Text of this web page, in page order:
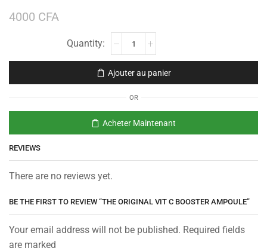
4000 CFA
Ajouter au panier
OR
Acheter Maintenant
REVIEWS
There are no reviews yet.
BE THE FIRST TO REVIEW “THE ORIGINAL VIT C BOOSTER AMPOULE”
Your email address will not be published. Required fields
are marked